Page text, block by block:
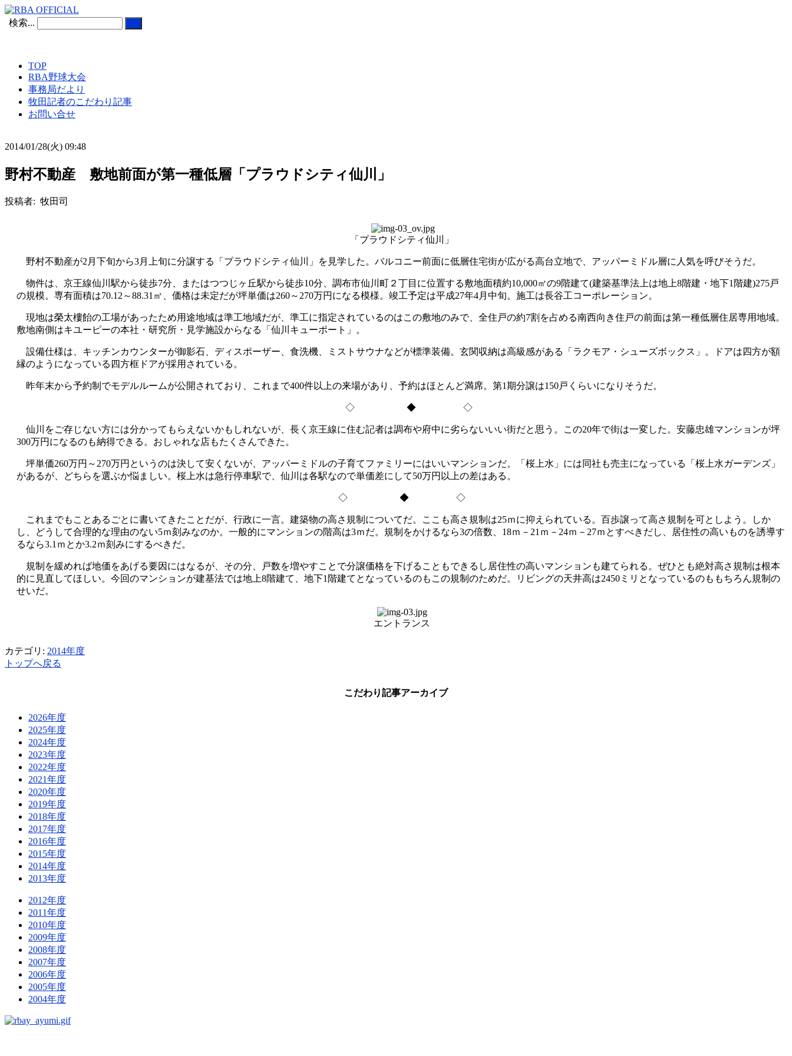
検索...
TOP
RBA野球大会
事務局だより
牧田記者のこだわり記事
お問い合せ
2014/01/28(火) 09:48
野村不動産 敷地前面が第一種低層「プラウドシティ仙川」
投稿者: 牧田司
「プラウドシティ仙川」
野村不動産が2月下旬から3月上旬に分譲する「プラウドシティ仙川」を見学した。バルコニー前面に低層住宅街が広がる高台立地で、アッパーミドル層に人気を呼びそうだ。
物件は、京王線仙川駅から徒歩7分、またはつつじヶ丘駅から徒歩10分、調布市仙川町２丁目に位置する敷地面積約10,000㎡の9階建て(建築基準法上は地上8階建・地下1階建)275戸
の規模。専有面積は70.12～88.31㎡、価格は未定だが坪単価は260～270万円になる模様。竣工予定は平成27年4月中旬。施工は長谷工コーポレーション。
現地は榮太樓飴の工場があったため用途地域は準工地域だが、準工に指定されているのはこの敷地のみで、全住戸の約7割を占める南西向き住戸の前面は第一種低層住居専用地域。
敷地南側はキユーピーの本社・研究所・見学施設からなる「仙川キューポート」。
設備仕様は、キッチンカウンターが御影石、ディスポーザー、食洗機、ミストサウナなどが標準装備。玄関収納は高級感がある「ラクモア・シューズボックス」。ドアは四方が額
縁のようになっている四方框ドアが採用されている。
昨年末から予約制でモデルルームが公開されており、これまで400件以上の来場があり、予約はほとんど満席。第1期分譲は150戸くらいになりそうだ。
◇ ◆ ◇
仙川をご存じない方には分かってもらえないかもしれないが、長く京王線に住む記者は調布や府中に劣らないいい街だと思う。この20年で街は一変した。安藤忠雄マンションが坪
300万円になるのも納得できる。おしゃれな店もたくさんできた。
坪単価260万円～270万円というのは決して安くないが、アッパーミドルの子育てファミリーにはいいマンションだ。「桜上水」には同社も売主になっている「桜上水ガーデンズ」
があるが、どちらを選ぶか悩ましい。桜上水は急行停車駅で、仙川は各駅なので単価差にして50万円以上の差はある。
◇ ◆ ◇
これまでもことあるごとに書いてきたことだが、行政に一言。建築物の高さ規制についてだ。ここも高さ規制は25ｍに抑えられている。百歩譲って高さ規制を可としよう。しか
し、どうして合理的な理由のない5ｍ刻みなのか。一般的にマンションの階高は3ｍだ。規制をかけるなら3の倍数、18ｍ－21ｍ－24ｍ－27ｍとすべきだし、居住性の高いものを誘導す
るなら3.1ｍとか3.2ｍ刻みにするべきだ。
規制を緩めれば地価をあげる要因にはなるが、その分、戸数を増やすことで分譲価格を下げることもできるし居住性の高いマンションも建てられる。ぜひとも絶対高さ規制は根本
的に見直してほしい。今回のマンションが建基法では地上8階建て、地下1階建てとなっているのもこの規制のためだ。リビングの天井高は2450ミリとなっているのももちろん規制の
せいだ。
エントランス
カテゴリ: 2014年度
トップへ戻る
こだわり記事アーカイブ
2026年度
2025年度
2024年度
2023年度
2022年度
2021年度
2020年度
2019年度
2018年度
2017年度
2016年度
2015年度
2014年度
2013年度
2012年度
2011年度
2010年度
2009年度
2008年度
2007年度
2006年度
2005年度
2004年度